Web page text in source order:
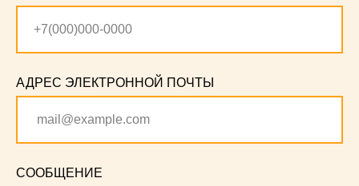
АДРЕС ЭЛЕКТРОННОЙ ПОЧТЫ
СООБЩЕНИЕ